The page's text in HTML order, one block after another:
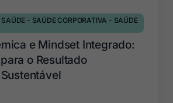
SAÚDE - SAÚDE CORPORATIVA - SAÚDE
e Mindset Integrado:
o Resultado